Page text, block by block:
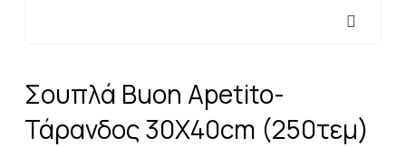
Σουπλά Buon Apetito-
Τάρανδος 30Χ40cm (250τεμ)